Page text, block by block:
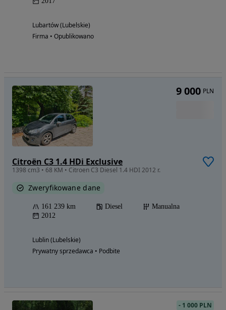
Lubartów (Lubelskie)
Firma • Opublikowano
Citroën C3 1.4 HDi Exclusive
1398 cm3 • 68 KM • Citroen C3 Diesel 1.4 HDI 2012 r.
Zweryfikowane dane
161 239 km Diesel
Manualna
2012
Lublin (Lubelskie)
Prywatny sprzedawca • Podbite
9 000 PLN
- 1 000 PLN